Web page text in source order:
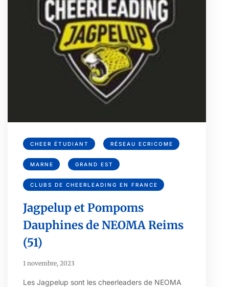
CHEER ÉTUDIANT RÉSEAU ECRICOME
MARNE GRAND EST
CLUBS DE CHEERLEADING EN FRANCE
Jagpelup et Pompoms
Dauphines de NEOMA Reims
(51)
1 novembre, 2023
Les Jagpelup sont les cheerleaders de NEOMA